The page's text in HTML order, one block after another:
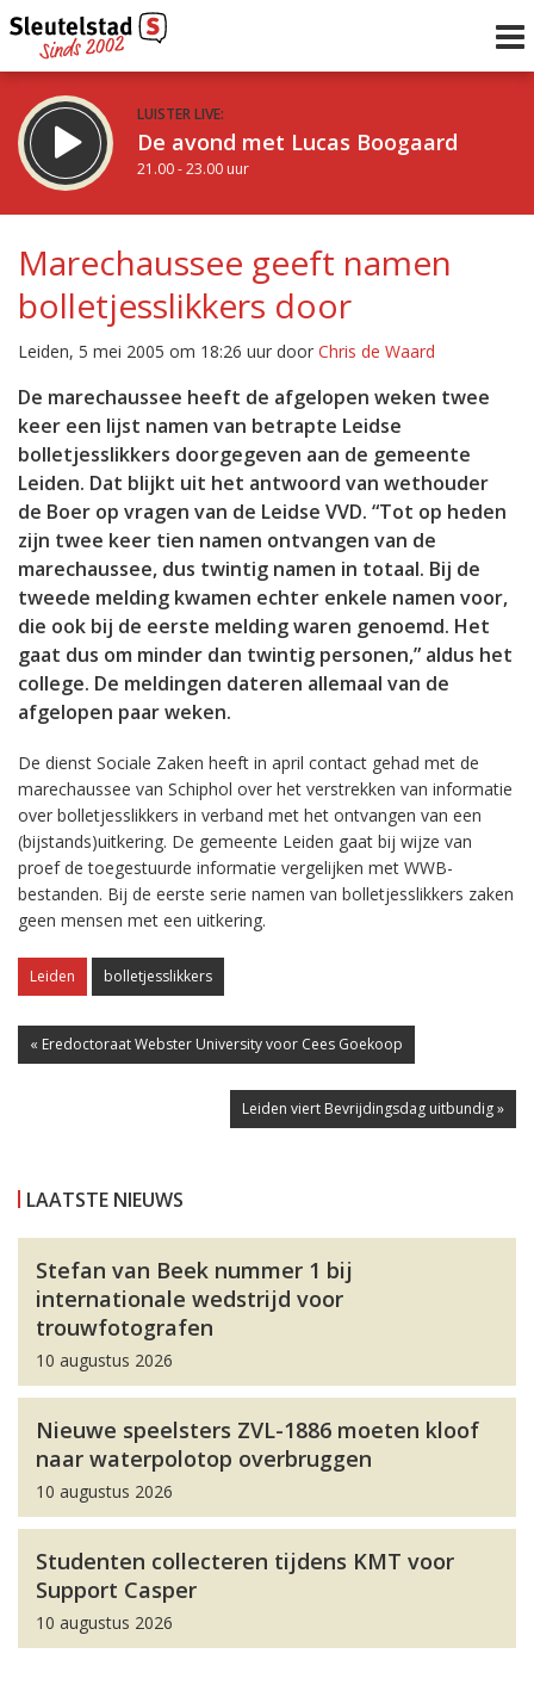
LUISTER LIVE:
De avond met Lucas Boogaard
21.00 - 23.00 uur
De avond van Sleutelstad
23.00 - 0.00 uur
Vorig uur
uur 1 van 0
Inklappen
Marechaussee geeft namen
bolletjesslikkers door
Leiden, 5 mei 2005 om 18:26 uur door Chris de Waard
De marechaussee heeft de afgelopen weken twee
keer een lijst namen van betrapte Leidse
bolletjesslikkers doorgegeven aan de gemeente
Leiden. Dat blijkt uit het antwoord van wethouder
de Boer op vragen van de Leidse VVD. “Tot op heden
zijn twee keer tien namen ontvangen van de
marechaussee, dus twintig namen in totaal. Bij de
tweede melding kwamen echter enkele namen voor,
die ook bij de eerste melding waren genoemd. Het
gaat dus om minder dan twintig personen,” aldus het
college. De meldingen dateren allemaal van de
afgelopen paar weken.
De dienst Sociale Zaken heeft in april contact gehad met de
marechaussee van Schiphol over het verstrekken van informatie
over bolletjesslikkers in verband met het ontvangen van een
(bijstands)uitkering. De gemeente Leiden gaat bij wijze van
proef de toegestuurde informatie vergelijken met WWB-
bestanden. Bij de eerste serie namen van bolletjesslikkers zaken
geen mensen met een uitkering.
Leiden bolletjesslikkers
« Eredoctoraat Webster University voor Cees Goekoop
Leiden viert Bevrijdingsdag uitbundig »
LAATSTE NIEUWS
Stefan van Beek nummer 1 bij
internationale wedstrijd voor
trouwfotografen
10 augustus 2026
Nieuwe speelsters ZVL-1886 moeten kloof
naar waterpolotop overbruggen
10 augustus 2026
Studenten collecteren tijdens KMT voor
Support Casper
10 augustus 2026